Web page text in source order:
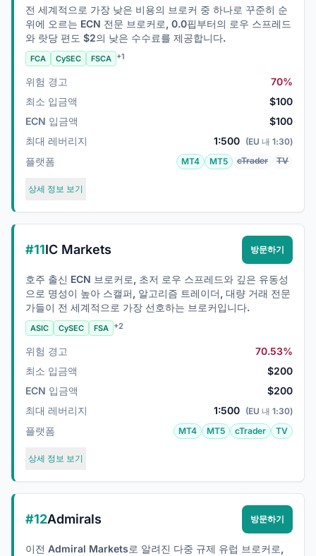
전 세계적으로 가장 낮은 비용의 브로커 중 하나로 꾸준히 순
위에 오르는 ECN 전문 브로커로, 0.0핍부터의 로우 스프레드
와 랏당 편도 $2의 낮은 수수료를 제공합니다.
FCA CySEC FSCA +1
위험 경고
70%
최소 입금액
$100
ECN 입금액
$100
최대 레버리지
1:500 (EU 내 1:30)
플랫폼 MT4 MT5 cTrader TV
상세 정보 보기
#11IC Markets 방문하기
호주 출신 ECN 브로커로, 초저 로우 스프레드와 깊은 유동성
으로 명성이 높아 스캘퍼, 알고리즘 트레이더, 대량 거래 전문
가들이 전 세계적으로 가장 선호하는 브로커입니다.
ASIC CySEC FSA +2
위험 경고
70.53%
최소 입금액
$200
ECN 입금액
$200
최대 레버리지
1:500 (EU 내 1:30)
플랫폼 MT4 MT5 cTrader TV
상세 정보 보기
#12Admirals 방문하기
이전 Admiral Markets로 알려진 다중 규제 유럽 브로커로,